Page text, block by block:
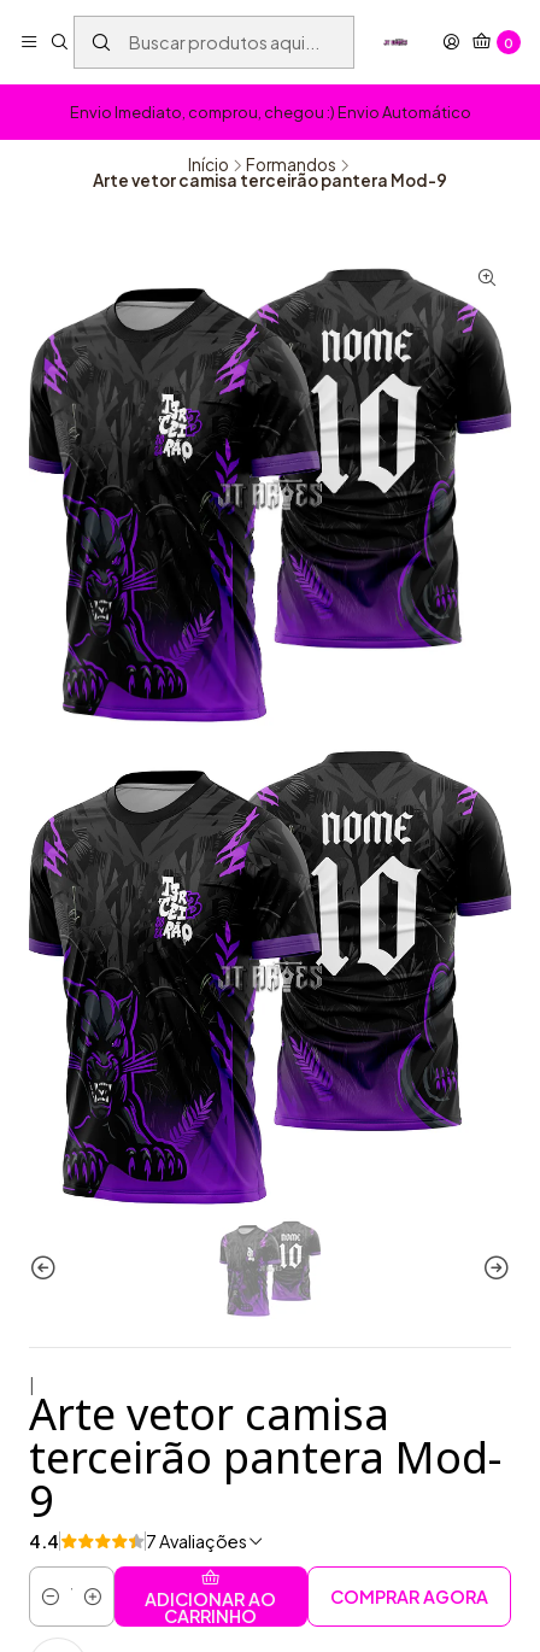
0
Envio Imediato, comprou, chegou :) Envio Automático
Início Formandos
Arte vetor camisa terceirão pantera Mod-9
Arte vetor camisa
terceirão pantera Mod-
9
4.4 7 Avaliações
Quantidade
ADICIONAR AO
CARRINHO
COMPRAR AGORA